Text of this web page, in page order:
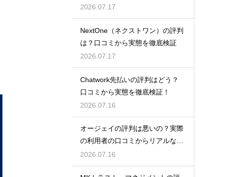
2026.07.17
NextOne（ネクストワン）の評判
は？口コミから実態を徹底検証
2026.07.17
Chatwork先払いの評判はどう？
口コミから実態を徹底検証！
2026.07.16
オージェイの評判は悪いの？実際
の利用者の口コミからリアルな実
態検証
2026.07.16